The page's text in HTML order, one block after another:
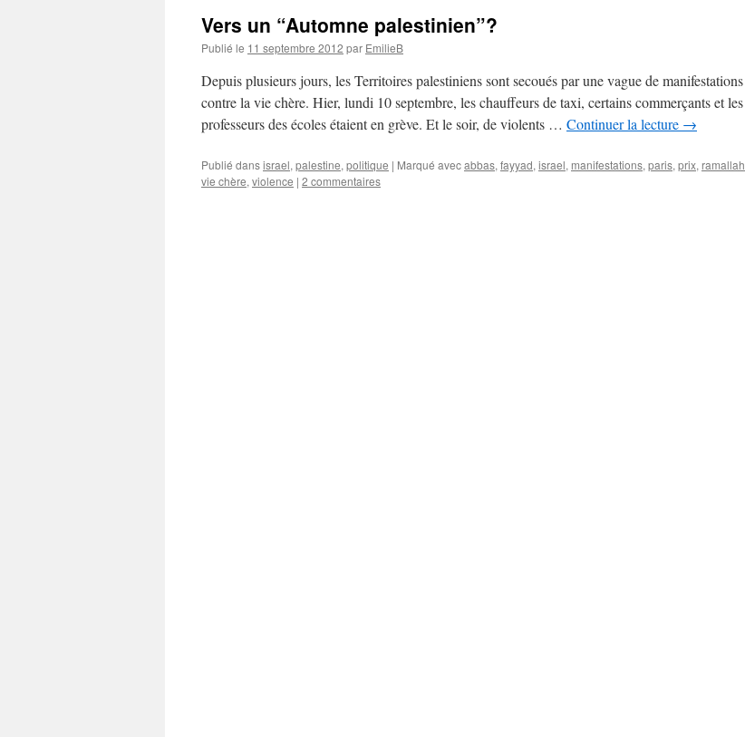
Vers un “Automne palestinien”?
Publié le 11 septembre 2012 par EmilieB
Depuis plusieurs jours, les Territoires palestiniens sont secoués par une vague de manifestations
contre la vie chère. Hier, lundi 10 septembre, les chauffeurs de taxi, certains commerçants et les
professeurs des écoles étaient en grève. Et le soir, de violents … Continuer la lecture →
Publié dansisrael, palestine, politique | Marqué avecabbas, fayyad, israel, manifestations, paris, prix, ramallah
vie chère, violence | 2 commentaires